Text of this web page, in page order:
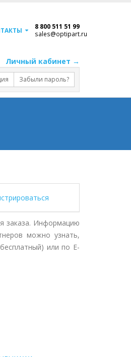
8 800 511 51 99
sales@optipart.ru
Личный кабинет →
Забыли пароль?
заказа. Информацию
можно узнать,
или по E-